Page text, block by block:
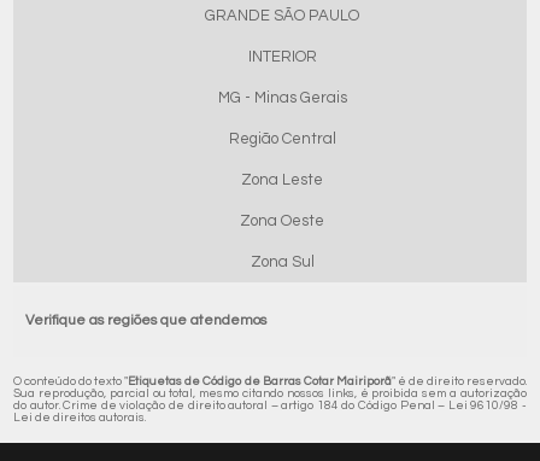
GRANDE SÃO PAULO
INTERIOR
MG - Minas Gerais
Região Central
Zona Leste
Zona Oeste
Zona Sul
Verifique as regiões que atendemos
O conteúdo do texto " Etiquetas de Código de Barras Cotar Mairiporã" é de direito reservado.
Sua reprodução, parcial ou total, mesmo citando nossos links, é proibida sem a autorização
do autor. Crime de violação de direito autoral – artigo 184 do Código Penal –
Lei 9610/98 -
Lei de direitos autorais